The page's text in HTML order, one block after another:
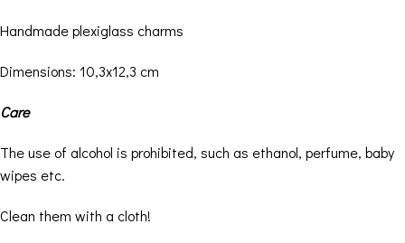
Handmade plexiglass charms
Dimensions: 10,3x12,3 cm
Care
The use of alcohol is prohibited, such as ethanol, perfume, baby
wipes etc.
Clean them with a cloth!